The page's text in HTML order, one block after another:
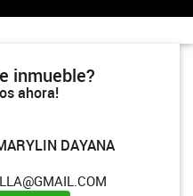
inmueble?
ahora!
DAYANA